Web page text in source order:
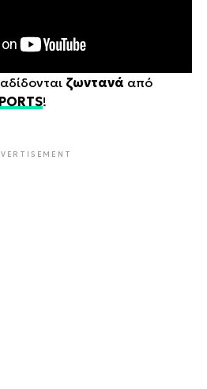
ζωντανά από
!